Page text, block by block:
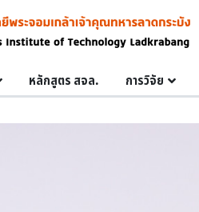
หลักสูตร สจล. การวิจัย